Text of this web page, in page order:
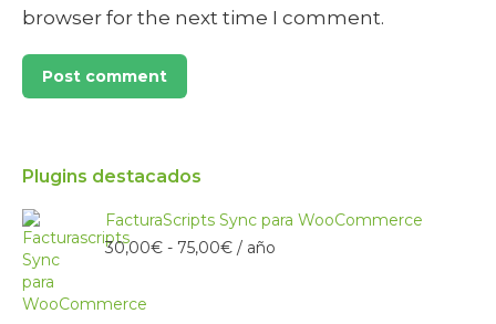
browser for the next time I comment.
Post comment
Plugins destacados
FacturaScripts Sync para WooCommerce
30,00€ - 75,00€Rango
/ año